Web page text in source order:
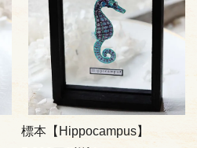
標本【Hippocampus】